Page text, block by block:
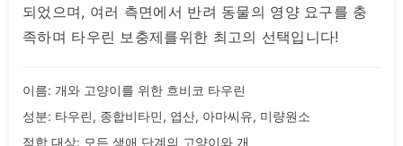
되었으며, 여러 측면에서 반려 동물의 영양 요구를 충
족하며 타우린 보충제를위한 최고의 선택입니다!
이름: 개와 고양이를 위한 흐비코 타우린
성분: 타우린, 종합비타민, 엽산, 아마씨유, 미량원소
적합 대상: 모든 생애 단계의 고양이와 개